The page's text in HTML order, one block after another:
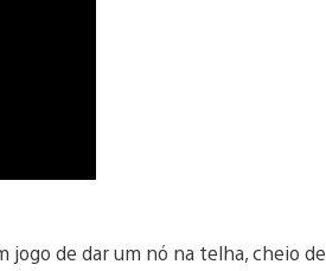
jogo de dar um nó na telha, cheio de